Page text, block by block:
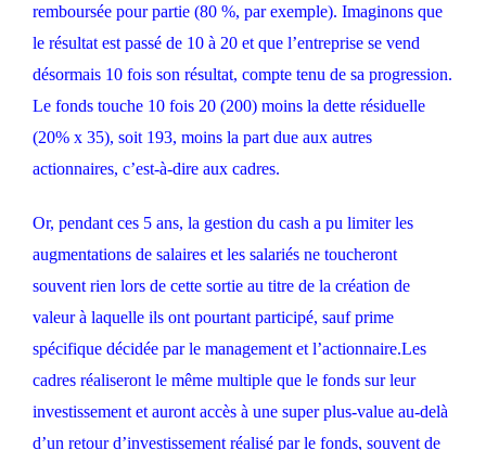
remboursée pour partie (80 %, par exemple). Imaginons que
le résultat est passé de 10 à 20 et que l’entreprise se vend
désormais 10 fois son résultat, compte tenu de sa progression.
Le fonds touche 10 fois 20 (200) moins la dette résiduelle
(20% x 35), soit 193, moins la part due aux autres
actionnaires, c’est-à-dire aux cadres.
Or, pendant ces 5 ans, la gestion du cash a pu limiter les
augmentations de salaires et les salariés ne toucheront
souvent rien lors de cette sortie au titre de la création de
valeur à laquelle ils ont pourtant participé, sauf prime
spécifique décidée par le management et l’actionnaire.Les
cadres réaliseront le même multiple que le fonds sur leur
investissement et auront accès à une super plus-value au-delà
d’un retour d’investissement réalisé par le fonds, souvent de